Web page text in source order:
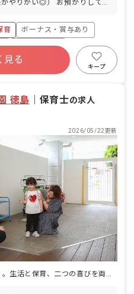
やりがい◎） お預かりしてい
事・睡眠・排泄・清潔・衣類の
集団生活を通じた社会性の装着
画・実行、お知らせの作成
育
ボーナス・賞与あり
福利厚生充実
進あり
産休育休制度
見る
キープ
徳島 保育士の求人
2026/05/22更新
「あなたらしく」働く。生活と保育、二つの喜びを両立できる職場です。